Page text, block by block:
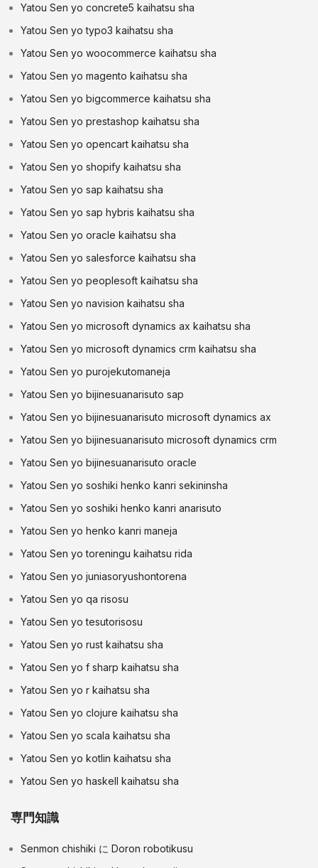
Yatou Sen yo concrete5 kaihatsu sha
Yatou Sen yo typo3 kaihatsu sha
Yatou Sen yo woocommerce kaihatsu sha
Yatou Sen yo magento kaihatsu sha
Yatou Sen yo bigcommerce kaihatsu sha
Yatou Sen yo prestashop kaihatsu sha
Yatou Sen yo opencart kaihatsu sha
Yatou Sen yo shopify kaihatsu sha
Yatou Sen yo sap kaihatsu sha
Yatou Sen yo sap hybris kaihatsu sha
Yatou Sen yo oracle kaihatsu sha
Yatou Sen yo salesforce kaihatsu sha
Yatou Sen yo peoplesoft kaihatsu sha
Yatou Sen yo navision kaihatsu sha
Yatou Sen yo microsoft dynamics ax kaihatsu sha
Yatou Sen yo microsoft dynamics crm kaihatsu sha
Yatou Sen yo purojekutomaneja
Yatou Sen yo bijinesuanarisuto sap
Yatou Sen yo bijinesuanarisuto microsoft dynamics ax
Yatou Sen yo bijinesuanarisuto microsoft dynamics crm
Yatou Sen yo bijinesuanarisuto oracle
Yatou Sen yo soshiki henko kanri sekininsha
Yatou Sen yo soshiki henko kanri anarisuto
Yatou Sen yo henko kanri maneja
Yatou Sen yo toreningu kaihatsu rida
Yatou Sen yo juniasoryushontorena
Yatou Sen yo qa risosu
Yatou Sen yo tesutorisosu
Yatou Sen yo rust kaihatsu sha
Yatou Sen yo f sharp kaihatsu sha
Yatou Sen yo r kaihatsu sha
Yatou Sen yo clojure kaihatsu sha
Yatou Sen yo scala kaihatsu sha
Yatou Sen yo kotlin kaihatsu sha
Yatou Sen yo haskell kaihatsu sha
専門知識
Senmon chishiki に Doron robotikusu